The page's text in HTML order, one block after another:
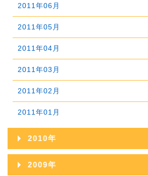
2015年01月
2014年02月
2014年01月
2013年03月
2013年02月
2013年01月
2011年06月
2011年05月
2011年04月
2011年03月
2011年02月
2011年01月
2010年
2010年12月
2009年